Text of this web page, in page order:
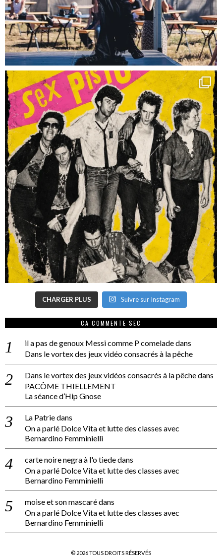
CHARGER PLUS Suivre sur Instagram
CA COMMENTE SEC
il a pas de genoux Messi comme P comeladedans
Dans le vortex des jeux vidéo consacrés à la pêche
Dans le vortex des jeux vidéos consacrés à la pêchedans
PACÔME THIELLEMENT
La séance d’Hip Gnose
La Patriedans
On a parlé Dolce Vita et lutte des classes avec
Bernardino Femminielli
carte noire negra à l'o tiededans
On a parlé Dolce Vita et lutte des classes avec
Bernardino Femminielli
moise et son mascarédans
On a parlé Dolce Vita et lutte des classes avec
Bernardino Femminielli
© 2026TOUS DROITS RÉSERVÉS